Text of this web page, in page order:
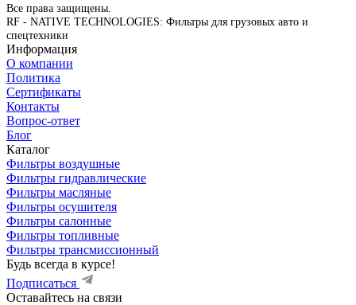
Все права защищены.
RF - NATIVE TECHNOLOGIES: Фильтры для грузовых авто и
спецтехники
Информация
О компании
Политика
Сертификаты
Контакты
Вопрос-ответ
Блог
Каталог
Фильтры воздушные
Фильтры гидравлические
Фильтры масляные
Фильтры осушителя
Фильтры салонные
Фильтры топливные
Фильтры трансмиссионный
Будь всегда в курсе!
Подписаться
Оставайтесь на связи